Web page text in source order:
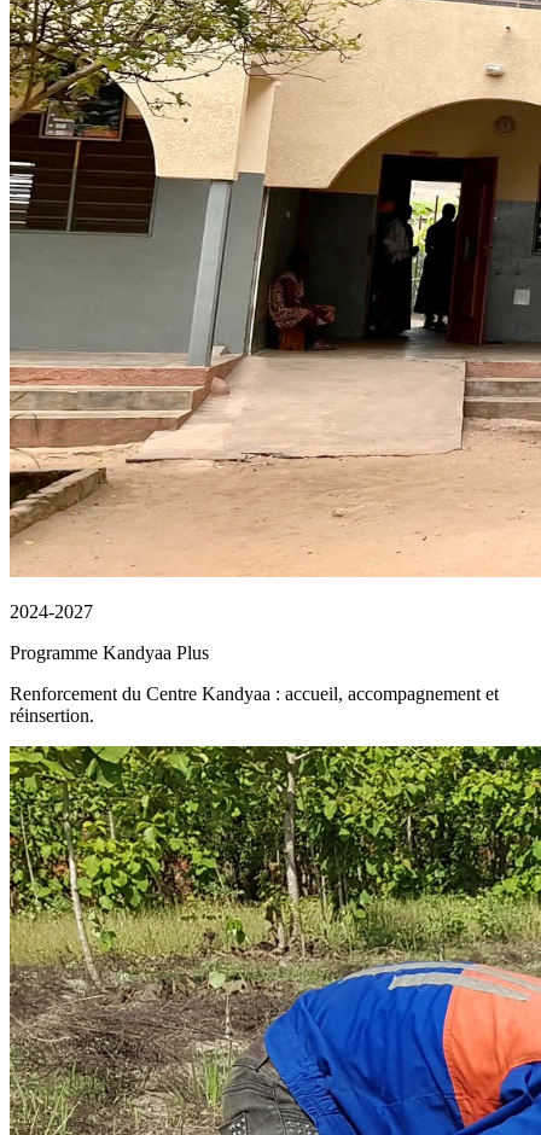
2024-2027
Programme Kandyaa Plus
Renforcement du Centre Kandyaa : accueil, accompagnement et
réinsertion.